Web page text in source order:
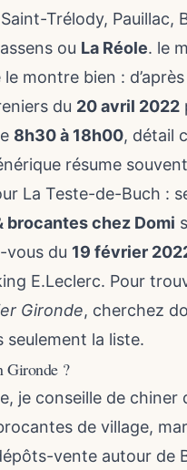
Trélody, Pauillac,
ou La Réole. le
montre bien : d’après
du 20 avril 2022
8h30 à 18h00, détail
résume
La Teste-de-Buch :
brocantes chez Domi
vous du 19 février
E.Leclerc. Pour
Gironde, cherchez
seulement la liste.
Gironde ?
je conseille de chiner
de village,
vente autour de